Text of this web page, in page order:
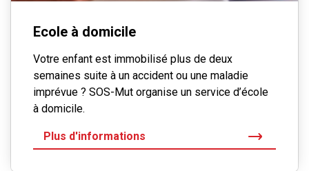
Ecole à domicile
Votre enfant est immobilisé plus de deux
semaines suite à un accident ou une maladie
imprévue ? SOS-Mut organise un service d’école
à domicile.
Plus d'informations